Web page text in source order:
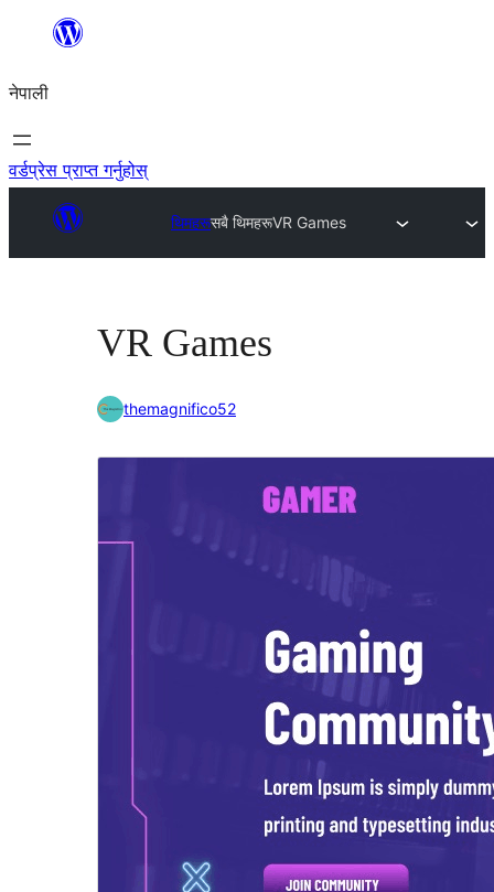
सामग्रीमा
नेपाली
वर्डप्रेस प्राप्त गर्नुहोस्
थिमहरूसबै थिमहरूVR Games
VR Games
themagnifico52